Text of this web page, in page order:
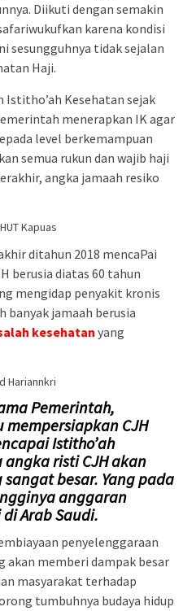
Diikuti dengan semakin
karena kondisi
sesungguhnya tidak sejalan
Haji.
Kesehatan sejak
menerapkan IK agar
level berkemampuan
semua rukun dan wajib haji
angka jamaah resiko
ditahun 2018 mencaPai
berusia diatas 60 tahun
mengidap penyakit kronis
banyak jamaah berusia
kesehatan yang
Pemerintah,
CJH
Istitho’ah
risti CJH akan
besar. Yang pada
anggaran
Arab Saudi.
penyelenggaraan
akan memberi dampak besar
masyarakat terhadap
tumbuhnya budaya hidup